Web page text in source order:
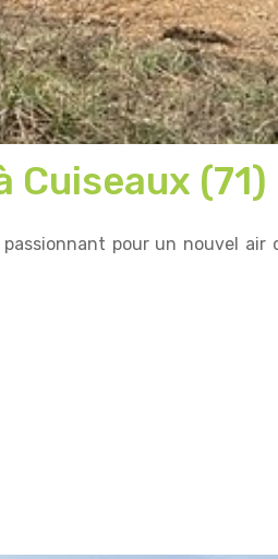
Cuiseaux (71)
pour un nouvel air